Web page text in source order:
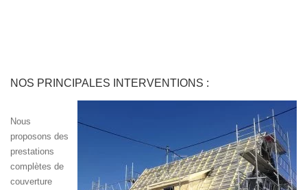
NOS PRINCIPALES INTERVENTIONS :
Nous
proposons des
prestations
complètes de
couverture